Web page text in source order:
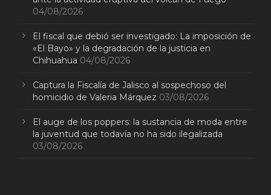
04/08/2026
El fiscal que debió ser investigado: La imposición de
«El Bayo» y la degradación de la justicia en
Chihuahua 04/08/2026
Captura la Fiscalía de Jalisco al sospechoso del
homicidio de Valeria Márquez 03/08/2026
El auge de los poppers: la sustancia de moda entre
la juventud que todavía no ha sido ilegalizada
03/08/2026